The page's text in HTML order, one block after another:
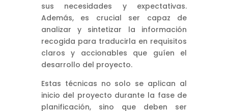
sus necesidades y expectativas.
Además, es crucial ser capaz de
analizar y sintetizar la información
recogida para traducirla en requisitos
claros y accionables que guíen el
desarrollo del proyecto.
Estas técnicas no solo se aplican al
inicio del proyecto durante la fase de
planificación, sino que deben ser